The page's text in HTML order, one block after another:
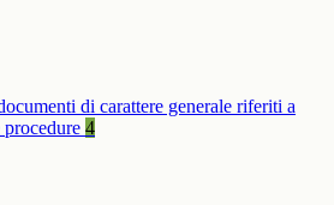
di carattere generale riferiti a
procedure 4